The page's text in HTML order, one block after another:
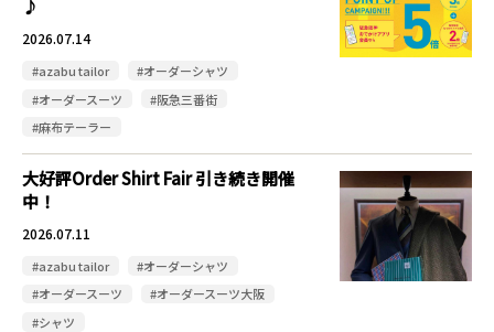
♪
2026.07.14
#azabu tailor
#オーダーシャツ
#オーダースーツ
#阪急三番街
#麻布テーラー
大好評Order Shirt Fair 引き続き開催
中！
2026.07.11
#azabu tailor
#オーダーシャツ
#オーダースーツ
#オーダースーツ大阪
#シャツ